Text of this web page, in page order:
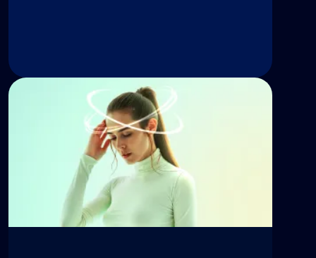
μπορεί να οδηγήσει σε έναν
μεταβολικό όλεθρο.